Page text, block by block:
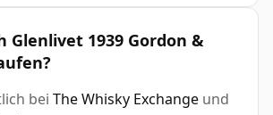
Glenlivet 1939 Gordon &
bei The Whisky Exchange und